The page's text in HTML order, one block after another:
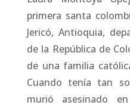
primera santa
Jericó, Antioquia,
de la República de
de una familia
Cuando tenía tan
murió asesinado